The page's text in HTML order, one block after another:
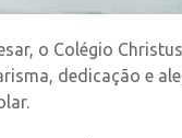
o Colégio
dedicação e